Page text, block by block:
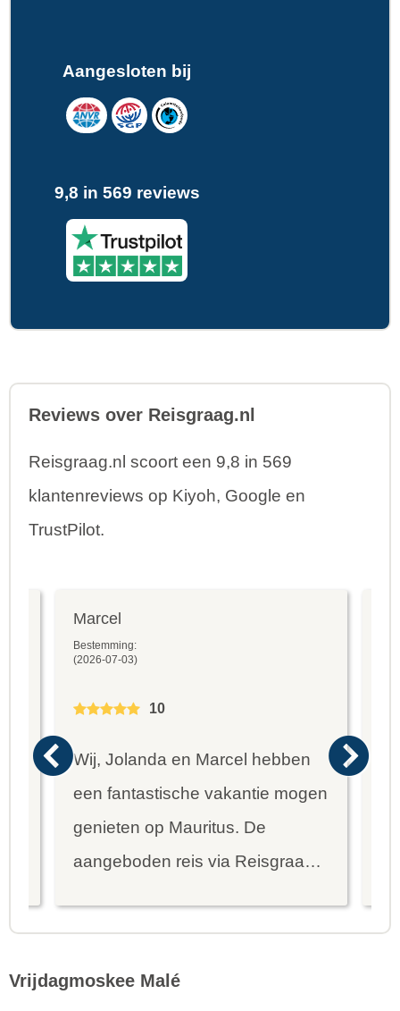
Aangesloten bij
9,8 in 569 reviews
Reviews over Reisgraag.nl
Reisgraag.nl scoort een 9,8 in 569
klantenreviews op Kiyoh, Google en
TrustPilot.
Marcel
Bestemming:
(2026-07-03)
10
Wij, Jolanda en Marcel hebben
een fantastische vakantie mogen
genieten op Mauritus. De
aangeboden reis via Reisgraag
mooie dingen van het eiland te
Vrijdagmoskee Malé